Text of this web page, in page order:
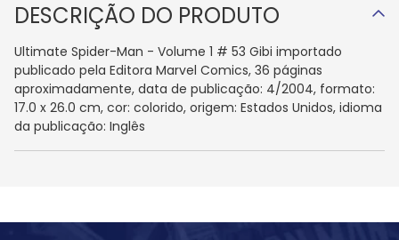
DESCRIÇÃO DO PRODUTO
Ultimate Spider-Man - Volume 1 # 53 Gibi importado
publicado pela Editora Marvel Comics, 36 páginas
aproximadamente, data de publicação: 4/2004, formato:
17.0 x 26.0 cm, cor: colorido, origem: Estados Unidos, idioma
da publicação: Inglês